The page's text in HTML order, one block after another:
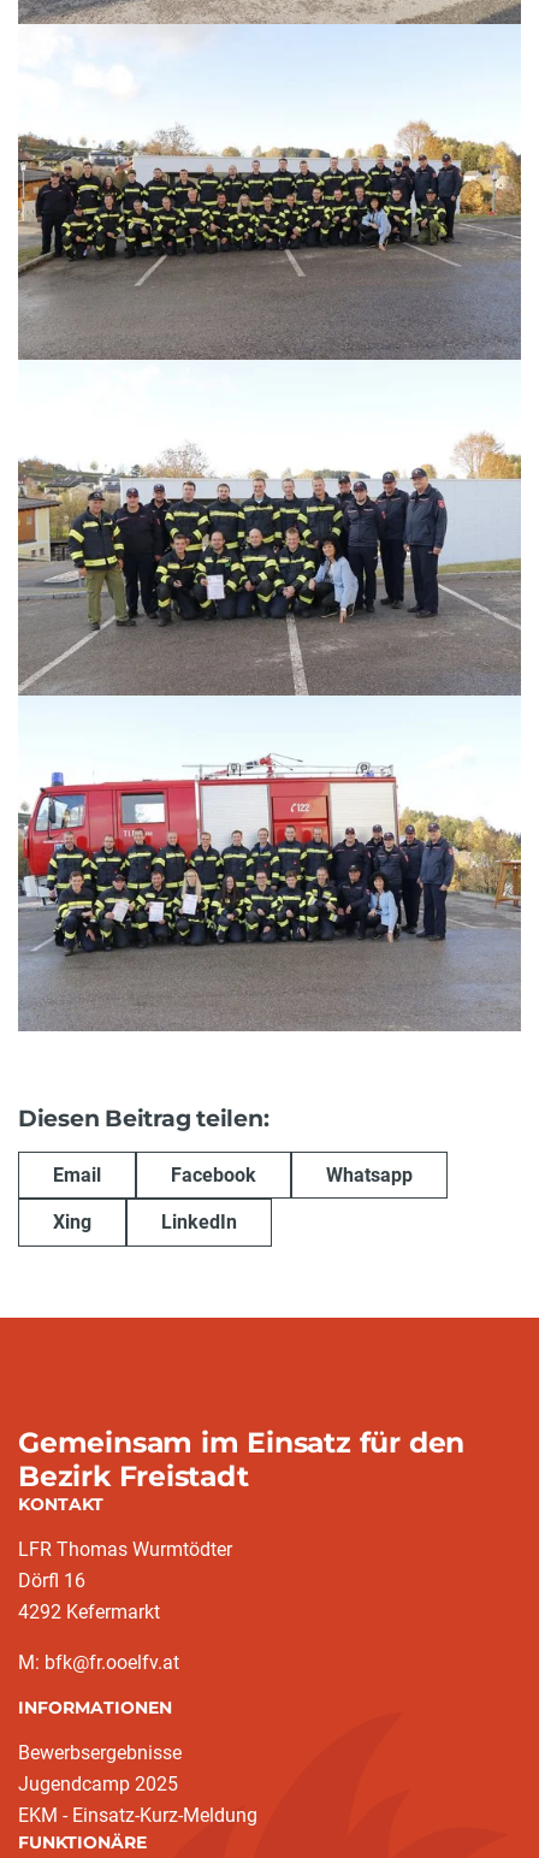
Diesen Beitrag teilen:
Email Facebook Whatsapp
Xing LinkedIn
Gemeinsam im Einsatz für den
Bezirk Freistadt
KONTAKT
LFR Thomas Wurmtödter
Dörfl 16
4292 Kefermarkt
M: bfk@fr.ooelfv.at
INFORMATIONEN
Bewerbsergebnisse
Jugendcamp 2025
EKM - Einsatz-Kurz-Meldung
FUNKTIONÄRE